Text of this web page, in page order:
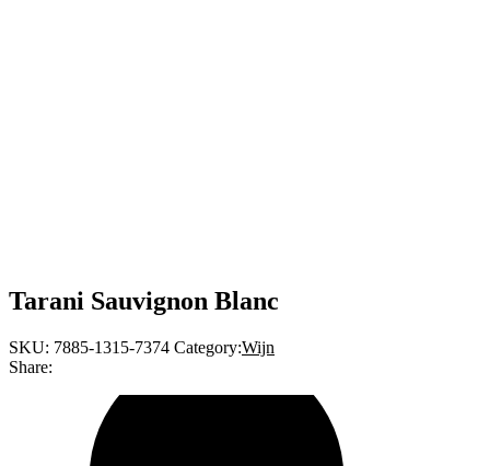
Tarani Sauvignon Blanc
SKU: 7885-1315-7374 Category:Wijn
Share: